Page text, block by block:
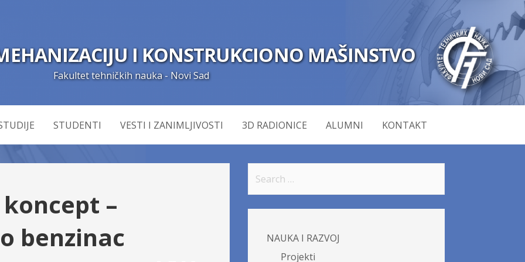
I KONSTRUKCIONO MAŠINSTVO
Fakultet tehničkih nauka - Novi Sad
STUDENTI VESTI I ZANIMLJIVOSTI 3D RADIONICE ALUMNI KONTAKT
–
benzinac
NAUKA I RAZVOJ
Projekti